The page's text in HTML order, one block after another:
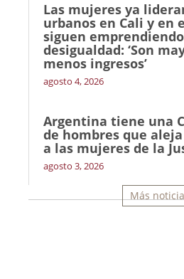
Las mujeres ya
urbanos en Cali y en
siguen
desigualdad: ‘Son
menos ingresos’
agosto 4, 2026
Argentina tiene una
de hombres que
a las mujeres de la
agosto 3, 2026
Más